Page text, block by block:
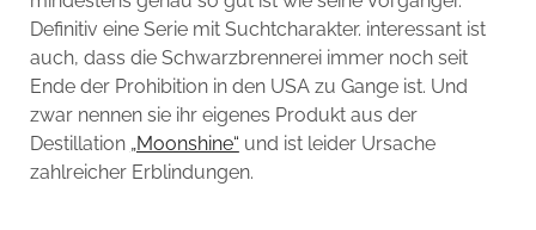
Definitiv eine Serie mit Suchtcharakter. interessant ist
auch, dass die Schwarzbrennerei immer noch seit
Ende der Prohibition in den USA zu Gange ist. Und
zwar nennen sie ihr eigenes Produkt aus der
Destillation „Moonshine“ und ist leider Ursache
zahlreicher Erblindungen.